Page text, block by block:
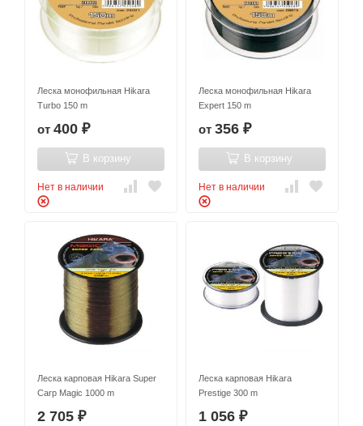
Леска монофильная Hikara
Turbo 150 m
от 400 ₽
В корзину
Нет в наличии
Леска монофильная Hikara
Expert 150 m
от 356 ₽
В корзину
Нет в наличии
Леска карповая Hikara Super
Carp Magic 1000 m
2 705 ₽
Леска карповая Hikara
Prestige 300 m
1 056 ₽